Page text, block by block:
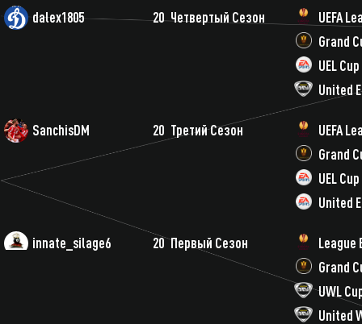
dalex1805 20 Четвертый Сезон
UEFA
Grand
UEL
United
SanchisDM 20 Третий Сезон
UEFA
Grand
UEL Cup
United
innate_silage6 20 Первый Сезон
League
Grand
UWL
United